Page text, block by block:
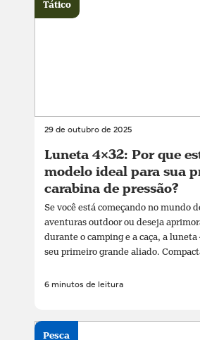
29 de outubro de 2025
Luneta 4×32: Por que
modelo ideal para sua
carabina de pressão?
Se você está começando no mundo
aventuras outdoor ou deseja
durante o camping e a caça, a luneta
seu primeiro grande aliado.
6 minutos de leitura
Tático
Pesca